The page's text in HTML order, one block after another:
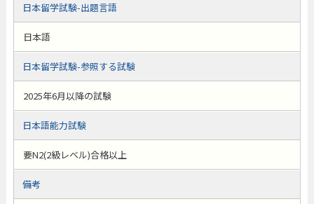
日本留学試験-出題言語
日本語
日本留学試験-参照する試験
2025年6月以降の試験
日本語能力試験
要N2(2級レベル)合格以上
備考